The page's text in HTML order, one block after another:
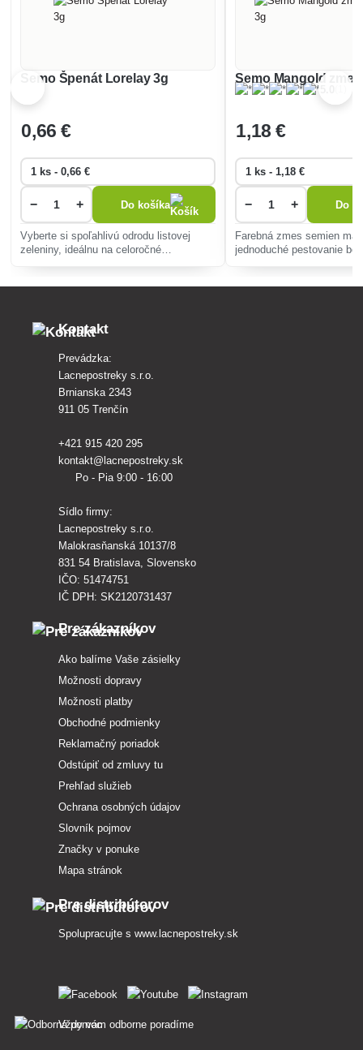
Semo Špenát Lorelay 3g
0,66 €
− + Do košíka
Vyberte si spoľahlivú odrodu listovej
zeleniny, ideálnu na celoročné
Semo Mangold
1,18 €
− + Do
Farebná zmes semien
jednoduché pestovanie
Kontakt
Prevádzka:
Lacnepostreky s.r.o.
Brnianska 2343
911 05 Trenčín
+421 915 420 295
kontakt@lacnepostreky.sk
Po - Pia 9:00 - 16:00
Sídlo firmy:
Lacnepostreky s.r.o.
Malokrasňanská 10137/8
831 54 Bratislava, Slovensko
IČO: 51474751
IČ DPH: SK2120731437
Pre zákazníkov
Ako balíme Vaše zásielky
Možnosti dopravy
Možnosti platby
Obchodné podmienky
Reklamačný poriadok
Odstúpiť od zmluvy tu
Prehľad služieb
Ochrana osobných údajov
Slovník pojmov
Značky v ponuke
Mapa stránok
Pre distribútorov
Spolupracujte s www.lacnepostreky.sk
Vždy vám odborne poradíme